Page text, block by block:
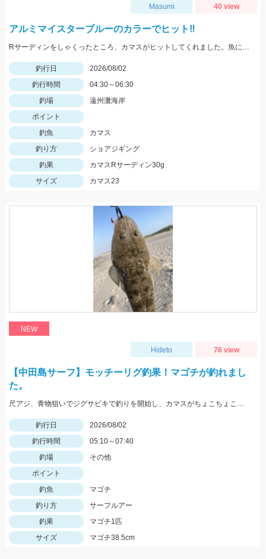
Masumi 40 view
アルミマイスターブルーのカラーでヒット‼️
Rサーディンをしゃくったところ、カマスがヒットしてくれました。魚に感謝です。 新色のマイスターブルーカラーで釣れ嬉しい1匹です。
釣行日
2026/08/02
釣行時間
04:30～06:30
釣場
遠州灘海岸
ポイント
釣魚
カマス
釣り方
ショアジギング
釣果
カマスRサーディン30g
サイズ
カマス23
NEW
Hideto 76 view
【中田島サーフ】モッチーリグ釣果！マゴチが釣れまし
た。
尺アジ、青物狙いでジグサビキで釣りを開始し、カマスがちょこちょこ釣れるものの、狙いの魚は釣れず…。そこで先週、スズキ、イシモチを釣ることができたモッチーリグをセット！スパテラを使ってシャクりながら誘っていると、ゴンっと強い当たりがあり、なかなか歯ごたえのある引きを楽しみながら慎重に引き上げると、正体はマゴチでした。人生初マゴチの喜びと、モッチーリグで釣れたことの驚きでとても充実した釣行でした。絡まないし、ちゃんと釣れるし、モッチーリグに心から感謝しています( ´ ▽ ` )ﾉ
釣行日
2026/08/02
釣行時間
05:10～07:40
釣場
その他
ポイント
釣魚
マゴチ
釣り方
サーフルアー
釣果
マゴチ1匹
サイズ
マゴチ38.5cm